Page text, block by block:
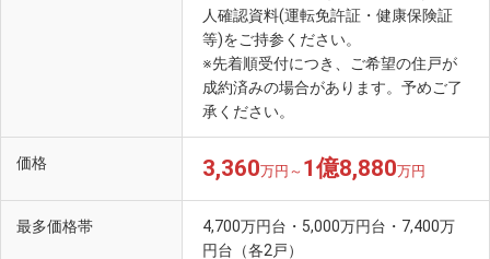
人確認資料(運転免許証・健康保険証
等)をご持参ください。
※先着順受付につき、ご希望の住戸が
成約済みの場合があります。予めご了
承ください。
価格 3,360万円～ 1億8,880万円
最多価格帯
4,700万円台・5,000万円台・7,400万
円台（各2戸）